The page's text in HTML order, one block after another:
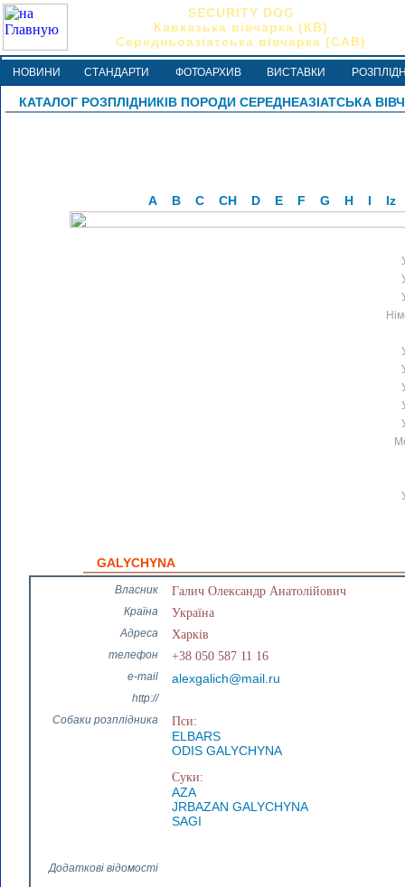
SECURITY DOG
Кавказька вівчарка (КВ)
Середньоазіатська вівчарка (САВ)
НОВИНИ СТАНДАРТИ ФОТОАРХИВ ВИСТАВКИ
КАТАЛОГ РОЗПЛІДНИКІВ ПОРОДИ СЕРЕДНЕАЗІАТСЬКА
A B C CH D E F G H I Iz
GALYCHYNA
Власник Галич Олександр Анатолійович
Країна Україна
Адреса Харків
телефон +38 050 587 11 16
e-mail alexgalich@mail.ru
http://
Собаки розплідника
Пси:
ELBARS
ODIS GALYCHYNA
Суки:
AZA
JRBAZAN GALYCHYNA
SAGI
Додаткові відомості